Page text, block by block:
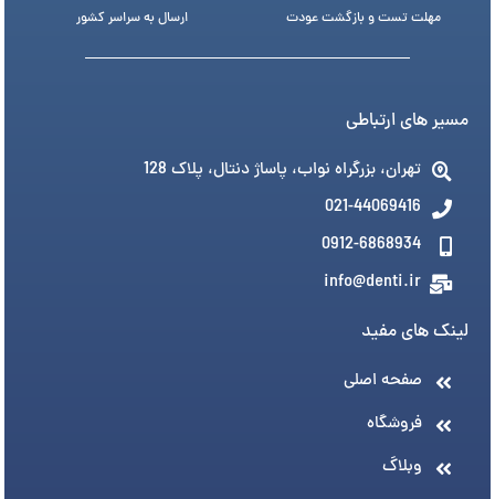
مهلت تست و بازگشت عودت ارسال به سراسر کشور
مسیر های ارتباطی
تهران، بزرگراه نواب، پاساژ دنتال، پلاک 128
021-44069416
0912-6868934
info@denti.ir
لینک های مفید
صفحه اصلی
فروشگاه
وبلاگ